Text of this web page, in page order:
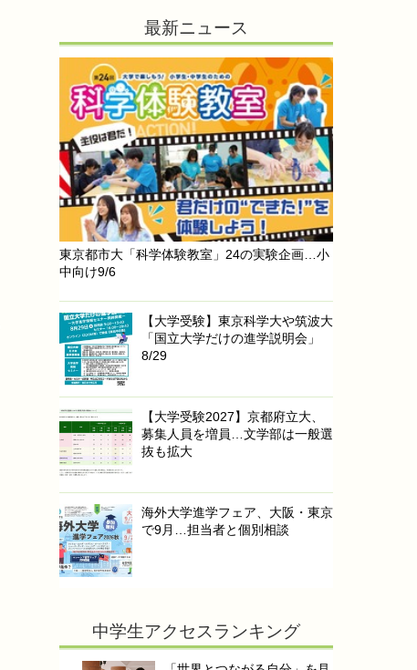
最新ニュース
東京都市大「科学体験教室」24の実験企画…小
中向け9/6
【大学受験】東京科学大や筑波大
「国立大学だけの進学説明会」
8/29
【大学受験2027】京都府立大、
募集人員を増員…文学部は一般選
抜も拡大
海外大学進学フェア、大阪・東京
で9月…担当者と個別相談
中学生アクセスランキング